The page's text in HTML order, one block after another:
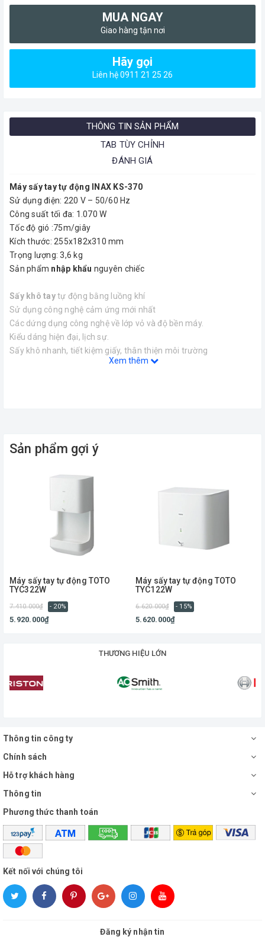
MUA NGAY
Giao hàng tận nơi
Hãy gọi
Liên hệ 0911 21 25 26
THÔNG TIN SẢN PHẨM
TAB TÙY CHỈNH
ĐÁNH GIÁ
Máy sấy tay tự động INAX KS-370
Sử dụng điện: 220 V – 50/60 Hz
Công suất tối đa: 1.070 W
Tốc độ gió :75m/giây
Kích thước: 255x182x310 mm
Trọng lượng: 3,6 kg
Sản phẩm nhập khẩu nguyên chiếc
Sấy khô taytự động bằng luồng khí
Sử dụng công nghệ cảm ứng mới nhất
Các dứng dụng công nghệ về lớp vỏ và độ bền máy.
Kiểu dáng hiện đại, lịch sự.
Sấy khô nhanh, tiết kiệm giấy, thân thiện môi trường
Tiết kiện điện và tài nguyênXem thêm
Sản phẩm gợi ý
Máy sấy tay tự động TOTO
TYC322W
7.410.000₫ - 20%
5.920.000₫
Máy sấy tay tự động TOTO
TYC122W
6.620.000₫ - 15%
5.620.000₫
THƯƠNG HIỆU LỚN
Thông tin công ty
Chính sách
Hỗ trợ khách hàng
Thông tin
Phương thức thanh toán
Kết nối với chúng tôi
Đăng ký nhận tin